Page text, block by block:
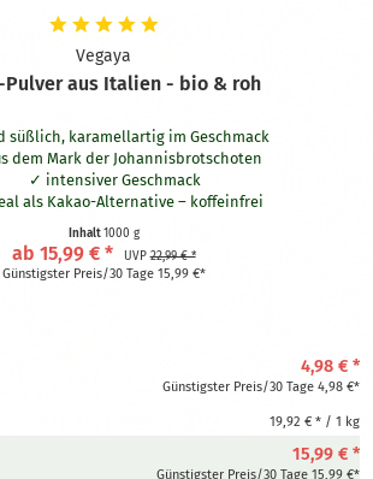
Vegaya
Pulver aus Italien - bio & roh
süßlich, karamellartig im Geschmack
dem Mark der Johannisbrotschoten
intensiver Geschmack
als Kakao-Alternative – koffeinfrei
Bio- & Rohkostqualität aus Italien
Inhalt1000 g
ab 15,99 € * UVP22,99 € *
Günstigster Preis/30 Tage 15,99 €*
4,98 € *
Günstigster Preis/30 Tage 4,98 €*
19,92 € * / 1 kg
15,99 € *
Günstigster Preis/30 Tage 15,99 €*